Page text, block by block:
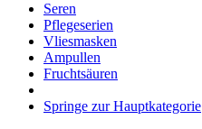
Seren
Pflegeserien
Vliesmasken
Ampullen
Fruchtsäuren
Springe zur Hauptkategorie